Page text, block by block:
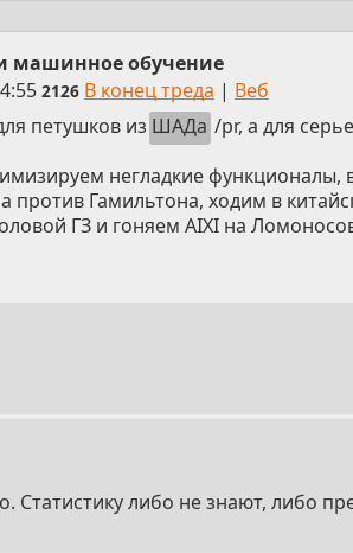
машинное обучение
2126 В конец треда | Веб
петушков из ШАДа /pr, а для
негладкие функционалы,
против Гамильтона, ходим в
ГЗ и гоняем AIXI на
Статистику либо не знают, либо